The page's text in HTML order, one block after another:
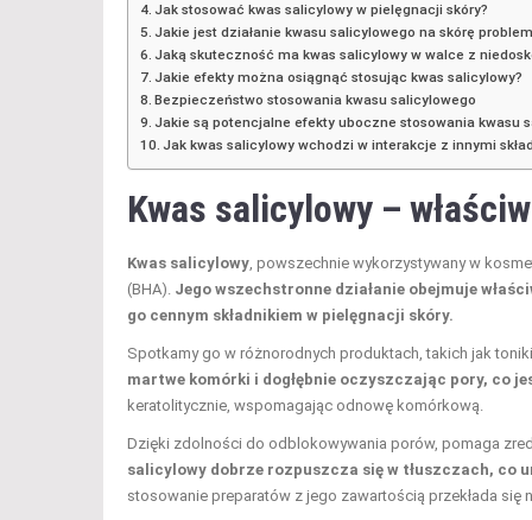
Jak stosować kwas salicylowy w pielęgnacji skóry?
Jakie jest działanie kwasu salicylowego na skórę
Jaką skuteczność ma kwas salicylowy w walce z
Jakie efekty można osiągnąć stosując kwas salicylowy?
Bezpieczeństwo stosowania kwasu salicylowego
Jakie są potencjalne efekty uboczne stosowania kwasu
Jak kwas salicylowy wchodzi w interakcje z innymi
Kwas salicylowy –
Kwas salicylowy , powszechnie wykorzystywany w
(BHA). Jego wszechstronne działanie obejmuje
go cennym składnikiem w pielęgnacji skóry.
Spotkamy go w różnorodnych produktach, takich jak
martwe komórki i dogłębnie oczyszczając pory, co
keratolitycznie, wspomagając odnowę komórkową.
Dzięki zdolności do odblokowywania porów, pomaga
salicylowy dobrze rozpuszcza się w tłuszczach, co
stosowanie preparatów z jego zawartością przekłada się